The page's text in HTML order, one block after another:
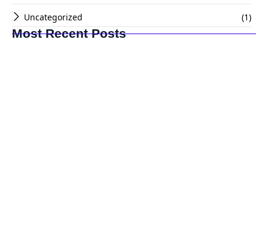
Uncategorized (1)
Most Recent Posts